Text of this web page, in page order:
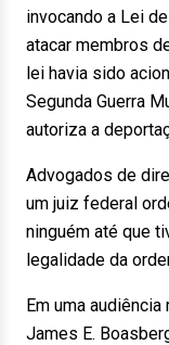
invocando a Lei
atacar membros
lei havia sido
Segunda Guerra
autoriza a
Advogados de
um juiz federal
ninguém até que
legalidade da
Em uma
James E.